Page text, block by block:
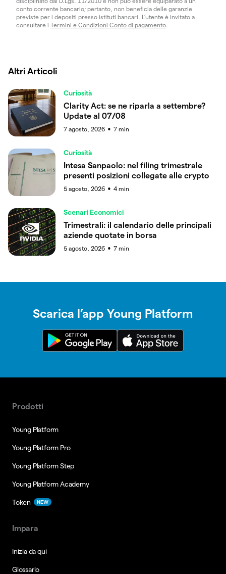
conto corrente bancario; pertanto, non beneficia delle garanzie
previste per i depositi presso istituti bancari. L’utente è invitato a
consultare i Termini e Condizioni Conto di pagamento.
Altri Articoli
Curiosità
Clarity Act: se ne riparla a settembre?
Update al 07/08
7 agosto, 2026 ● 7 min
Curiosità
Intesa Sanpaolo: nel filing trimestrale
presenti posizioni collegate alle crypto
5 agosto, 2026 ● 4 min
Scenari Economici
Trimestrali: il calendario delle principali
aziende quotate in borsa
5 agosto, 2026 ● 7 min
Scarica l’app Young Platform
Prodotti
Young Platform
Young Platform Pro
Young Platform Step
Young Platform Academy
Token NEW
Impara
Inizia da qui
Glossario